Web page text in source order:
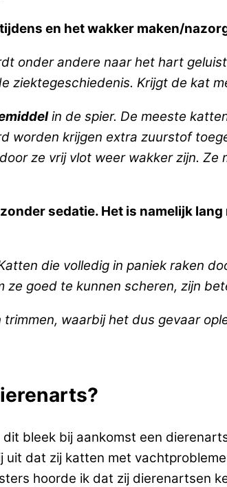
en het wakker maken/
onder andere naar het hart
ziektegeschiedenis. Krijgt de kat
in de spier. De meeste
worden krijgen extra zuurstof
ze vrij vlot weer wakker zijn.
sedatie. Het is namelijk
die volledig in paniek raken
goed te kunnen scheren, zijn
waarbij het dus gevaar
bleek bij aankomst een
uit dat zij katten met
hoorde ik dat zij dierenartsen